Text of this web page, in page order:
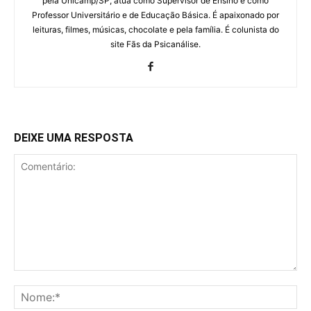
Professor Universitário e de Educação Básica. É apaixonado por
leituras, filmes, músicas, chocolate e pela família. É colunista do
site Fãs da Psicanálise.
DEIXE UMA RESPOSTA